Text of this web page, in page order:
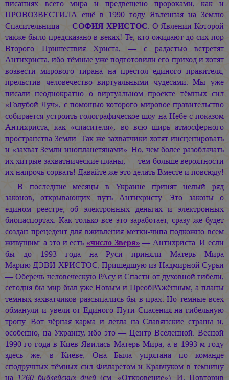
писаниях всего мира и предвещено пророками, как и
ПРОВОЗВЕСТИЛА ещё в 1990 году Явленная на Землю
Спасительница —СОФИЯ-ХРИСТОС. О Явлении Которой
также было предсказано в веках! Те, кто ожидают до сих пор
Второго Пришествия Христа, — с радастью встретят
Антихриста, ибо тёмные уже подготовили его приход и хотят
возвести мирового тирана на престол единого правителя,
прельстив человечество виртуальными чудесами. Мы уже
писали неоднократно о виртуальном проекте тёмных сил
«Голубой Луч», с помощью которого мировое правительство
собирается устроить голографическое шоу на Небе с показом
Антихриста, как «спасителя», во всю ширь атмосферного
пространства Земли. Так же захватчики хотят инсценировать
и «захват Земли инопланетянами». Но, чем более разоблачать
их хитрые захватнические планы, — тем больше вероятности
их напрочь сорвать! Давайте же это делать Вместе и повсюду!
В последние месяцы в Украине принят целый ряд
законов, открывающих путь Антихристу. Это законы о
едином реестре, об электронных деньгах и электронных
биопаспортах. Как только всё это заработает, сразу же будет
создан прецедент для вживления метки-чипа подкожно всем
живущим: а это и есть «число Зверя» — Антихриста. И если
бы до 1993 года на Руси приняли Матерь Мира
Марию ДЭВИ ХРИСТОС, Пришедшую из Надмирной Сурьи
— Оберечь человеческую РАсу и Спасти от духовной гибели,
сегодня бы мир был уже Новым и ПреобРАжённым, а планы
тёмных захватчиков разсыпались бы в прах. Но тёмные всех
обманули и увели от Единого Пути Спасения на гибельную
тропу. Вот чёрная карма и легла на Славянские страны и,
особенно, на Украину, ибо это — Центр Вселенной. Весной
1990-го года в Киев Явилась Матерь Мира, а в 1993-м году
здесь же, в Киеве, Она Была упрятана по команде
сподручных тёмных сил Филаретом и Кравчуком в темницу